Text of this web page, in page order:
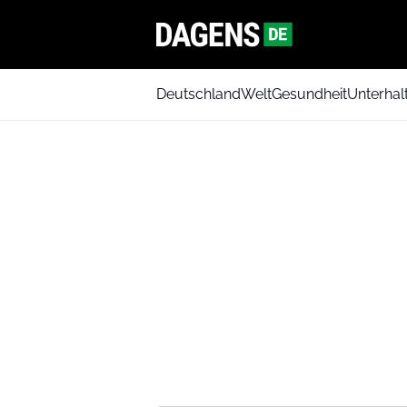
DeutschlandWeltGesundheit